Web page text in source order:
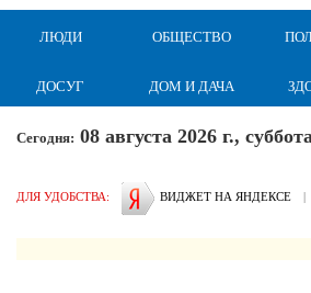
ЛЮДИ ОБЩЕСТВО
ДОСУГ ДОМ И ДАЧА
Сегодня: 08 августа 2026 г.,
ДЛЯ УДОБСТВА: ВИДЖЕТ НА ЯНДЕКСЕ |